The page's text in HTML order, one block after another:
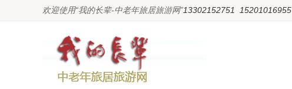
欢迎使用“我的长辈-中老年旅居旅游网”13302152751  15201016955